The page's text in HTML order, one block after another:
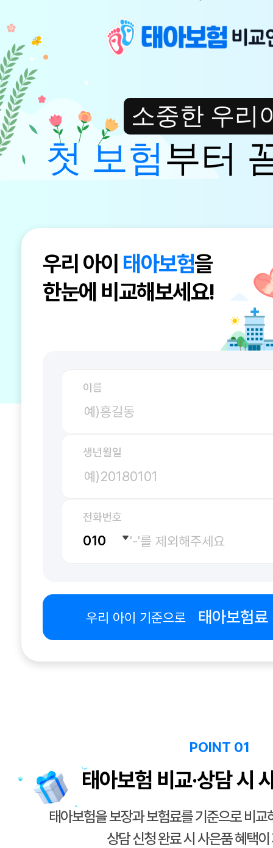
소중한 우리
첫 보험부터
우리 아이 태아보험을
한눈에 비교해보세요!
이름
생년월일
전화번호
우리 아이 기준으로 태아보험
POINT 01
태아보험 비교·상담 시
태아보험을 보장과 보험료를 기준으로 비교
상담 신청 완료 시 사은품 혜택